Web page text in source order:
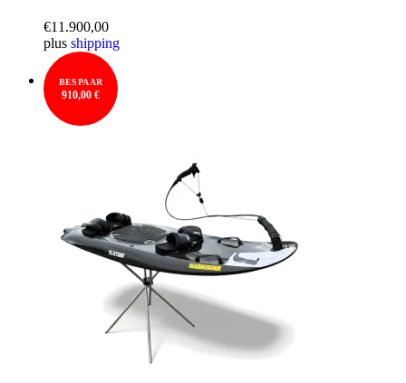
€11.900,00
plus shipping
BESPAAR
910,00 €